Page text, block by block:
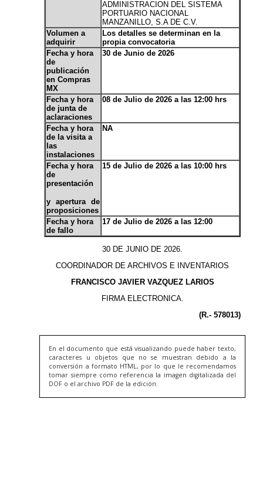
En el documento que está visualizando puede haber texto,
caracteres u objetos que no se muestran debido a la
conversión a formato HTML, por lo que le recomendamos
tomar siempre como referencia la imagen digitalizada del
DOF o el archivo PDF de la edición.